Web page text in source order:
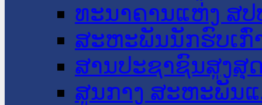
ທະນາຄານແຫ່ງ ສປ
ສະຫະພັນນັກຮົບເກົ່
ສານປະຊາຊົນສູງສຸ
ສູນກາງ ສະຫະພັນ